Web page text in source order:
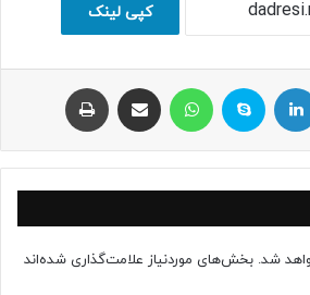
کپی لینک
لینکداین اسکایپ واتس آپ اشتراک با ایمیل
شد. بخش‌های موردنیاز علامت‌گذاری شده‌اند